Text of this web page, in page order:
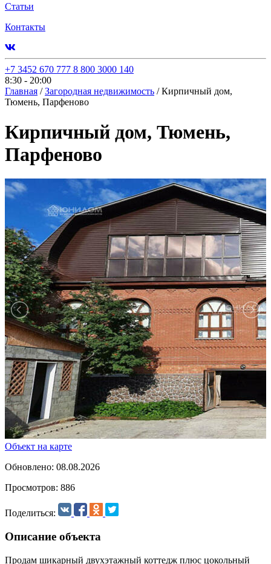
Статьи
Контакты
+7 3452 670 777 8 800 3000 140
8:30 - 20:00
Главная / Загородная недвижимость / Кирпичный дом,
Тюмень, Парфеново
Кирпичный дом, Тюмень,
Парфеново
Объект на карте
Обновлено: 08.08.2026
Просмотров: 886
Поделиться:
Описание объекта
Продам шикарный двухэтажный коттедж плюс цокольный